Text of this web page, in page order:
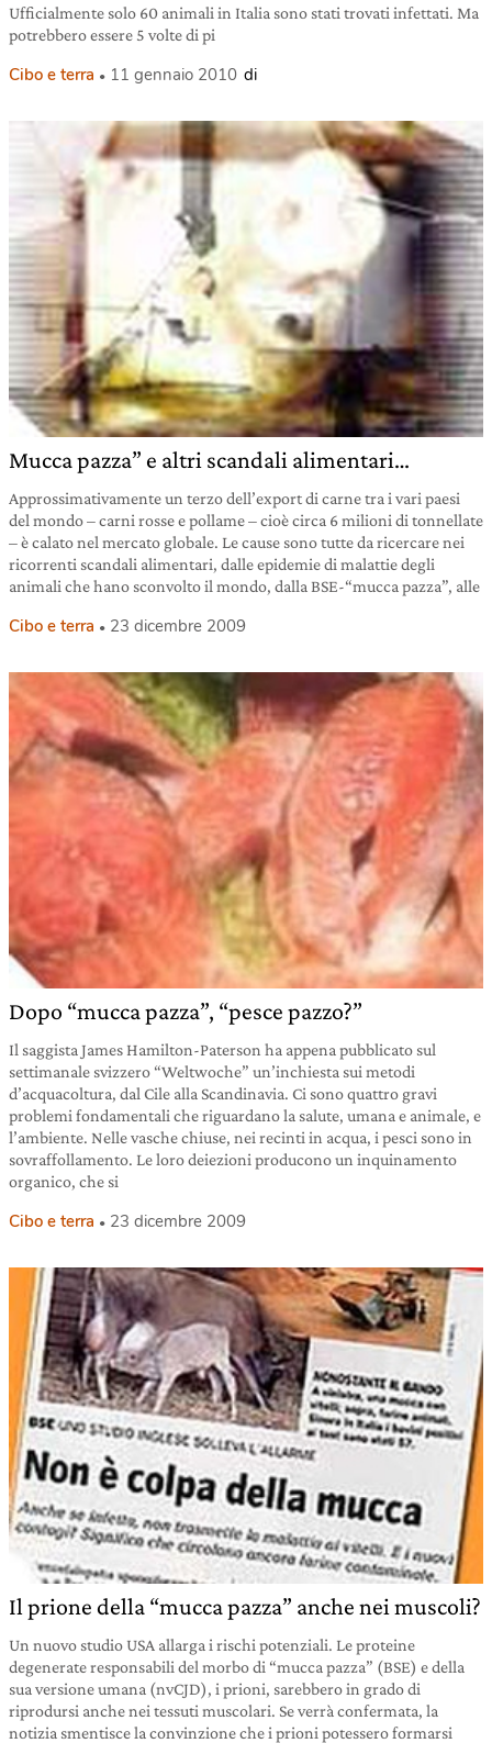
Ufficialmente solo 60 animali in Italia sono stati trovati infettati. Ma
potrebbero essere 5 volte di pi
Cibo e terra 11 gennaio 2010 di
Mucca pazza” e altri scandali alimentari…
Approssimativamente un terzo dell’export di carne tra i vari paesi
del mondo – carni rosse e pollame – cioè circa 6 milioni di tonnellate
– è calato nel mercato globale. Le cause sono tutte da ricercare nei
ricorrenti scandali alimentari, dalle epidemie di malattie degli
animali che hano sconvolto il mondo, dalla BSE-“mucca pazza”, alle
Cibo e terra 23 dicembre 2009
Dopo “mucca pazza”, “pesce pazzo?”
Il saggista James Hamilton-Paterson ha appena pubblicato sul
settimanale svizzero “Weltwoche” un’inchiesta sui metodi
d’acquacoltura, dal Cile alla Scandinavia. Ci sono quattro gravi
problemi fondamentali che riguardano la salute, umana e animale, e
l’ambiente. Nelle vasche chiuse, nei recinti in acqua, i pesci sono in
sovraffollamento. Le loro deiezioni producono un inquinamento
organico, che si
Cibo e terra 23 dicembre 2009
Il prione della “mucca pazza” anche nei muscoli?
Un nuovo studio USA allarga i rischi potenziali. Le proteine
degenerate responsabili del morbo di “mucca pazza” (BSE) e della
sua versione umana (nvCJD), i prioni, sarebbero in grado di
riprodursi anche nei tessuti muscolari. Se verrà confermata, la
notizia smentisce la convinzione che i prioni potessero formarsi